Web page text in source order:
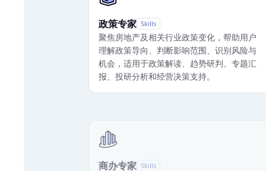
政策专家 Skills
聚焦房地产及相关行业政策变化，帮助用户
理解政策导向、判断影响范围、识别风险与
机会，适用于政策解读、趋势研判、专题汇
报、投研分析和经营决策支持。
商办专家
聚焦商办项目的定位、运营和价值提升，帮
助用户判断项目经营问题、招商方向、租售